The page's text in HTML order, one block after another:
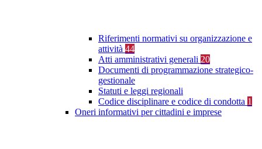
Riferimenti normativi su organizzazione e
attività 44
Atti amministrativi generali 20
Documenti di programmazione strategico-
gestionale
Statuti e leggi regionali
Codice disciplinare e codice di condotta 1
Oneri informativi per cittadini e imprese